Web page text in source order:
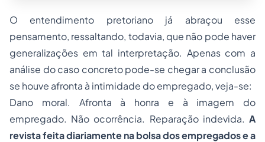
O entendimento pretoriano já abraçou esse
pensamento, ressaltando, todavia, que não pode haver
generalizações em tal interpretação. Apenas com a
análise do caso concreto pode-se chegar a conclusão
se houve afronta à intimidade do empregado, veja-se:
Dano moral. Afronta à honra e à imagem do
empregado. Não ocorrência. Reparação indevida. A
revista feita diariamente na bolsa dos empregados e a